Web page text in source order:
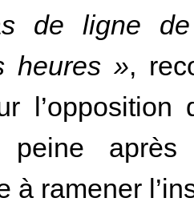
de ligne
heures »,
après
à ramener